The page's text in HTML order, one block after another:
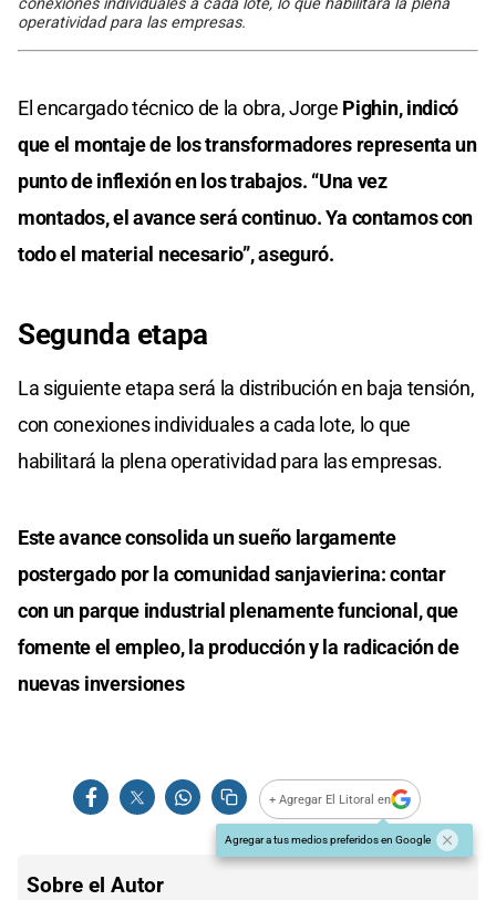
conexiones individuales a cada lote, lo que habilitará la plena
operatividad para las empresas.
El encargado técnico de la obra, Jorge Pighin, indicó
que el montaje de los transformadores representa un
punto de inflexión en los trabajos. “Una vez
montados, el avance será continuo. Ya contamos con
todo el material necesario”, aseguró.
Segunda etapa
La siguiente etapa será la distribución en baja tensión,
con conexiones individuales a cada lote, lo que
habilitará la plena operatividad para las empresas.
Este avance consolida un sueño largamente
postergado por la comunidad sanjavierina: contar
con un parque industrial plenamente funcional, que
fomente el empleo, la producción y la radicación de
nuevas inversiones
+ Agregar El Litoral en
Agregar a tus medios preferidos en Google
Sobre el Autor